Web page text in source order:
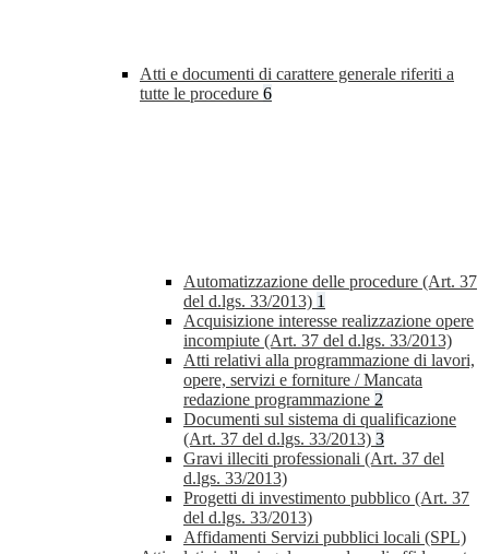
Atti e documenti di carattere generale riferiti a
tutte le procedure 6
Automatizzazione delle procedure (Art. 37
del d.lgs. 33/2013) 1
Acquisizione interesse realizzazione opere
incompiute (Art. 37 del d.lgs. 33/2013)
Atti relativi alla programmazione di lavori,
opere, servizi e forniture / Mancata
redazione programmazione 2
Documenti sul sistema di qualificazione
(Art. 37 del d.lgs. 33/2013) 3
Gravi illeciti professionali (Art. 37 del
d.lgs. 33/2013)
Progetti di investimento pubblico (Art. 37
del d.lgs. 33/2013)
Affidamenti Servizi pubblici locali (SPL)